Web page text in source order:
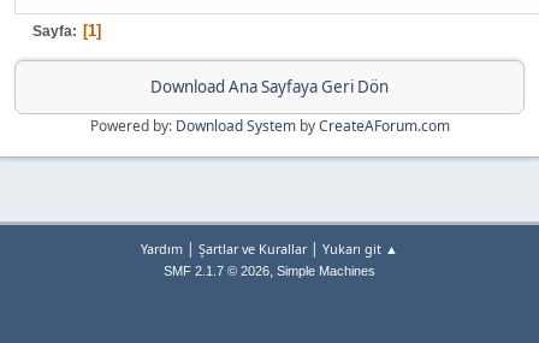
Sayfa 1
Download Ana Sayfaya Geri Dön
Powered by: Download SystembyCreateAForum.com
Yardım | Şartlar ve Kurallar| Yukarı git ▲
SMF 2.1.7 © 2026, Simple Machines